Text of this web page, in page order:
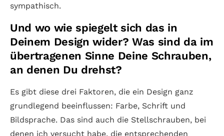
sympathisch.
Und wo wie spiegelt sich das in
Deinem Design wider? Was sind da im
übertragenen Sinne Deine Schrauben,
an denen Du drehst?
Es gibt diese drei Faktoren, die ein Design ganz
grundlegend beeinflussen: Farbe, Schrift und
Bildsprache. Das sind auch die Stellschrauben, bei
denen ich versucht habe, die entsprechenden